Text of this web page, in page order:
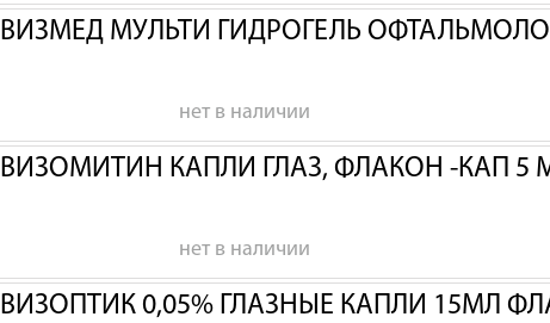
ВИЗМЕД МУЛЬТИ ГИДРОГЕЛЬ
нет в наличии
ВИЗОМИТИН КАПЛИ ГЛАЗ, ФЛАКОН -КАП 5
нет в наличии
ВИЗОПТИК 0,05% ГЛАЗНЫЕ КАПЛИ 15МЛ